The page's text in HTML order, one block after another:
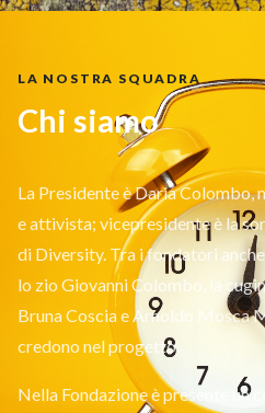
LA NOSTRA SQUADRA
Chi siamo
La Presidente è Daria
e attivista; vicepresidente è la
di Diversity. Tra i fondatori
lo zio Giovanni Colombo, la
Bruna Coscia e Arnoldo Mosca
credono nel progetto.
Nella Fondazione è presente un